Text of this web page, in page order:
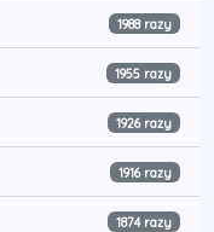
1988 razy
1955 razy
1926 razy
1916 razy
1874 razy